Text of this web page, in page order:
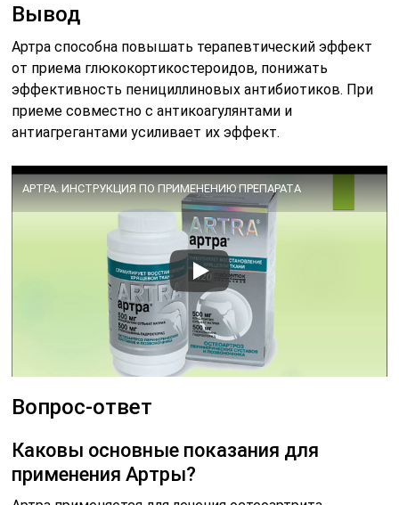
Вывод
Артра способна повышать терапевтический эффект
от приема глюкокортикостероидов, понижать
эффективность пенициллиновых антибиотиков. При
приеме совместно с антикоагулянтами и
антиагрегантами усиливает их эффект.
АРТРА. ИНСТРУКЦИЯ ПО ПРИМЕНЕНИЮ ПРЕПАРАТА
Вопрос-ответ
Каковы основные показания для
применения Артры?